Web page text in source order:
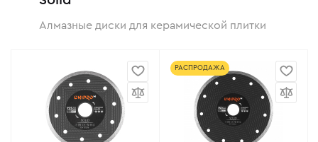
Алмазные диски для керамической плитки
РАСПРОДАЖА